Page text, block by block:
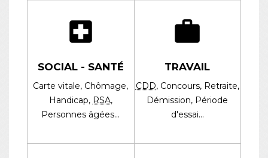
local_hospital
SOCIAL - SANTÉ
Carte vitale, Chômage,
Handicap, RSA,
Personnes âgées…
work
TRAVAIL
CDD, Concours, Retraite,
Démission, Période
d'essai…